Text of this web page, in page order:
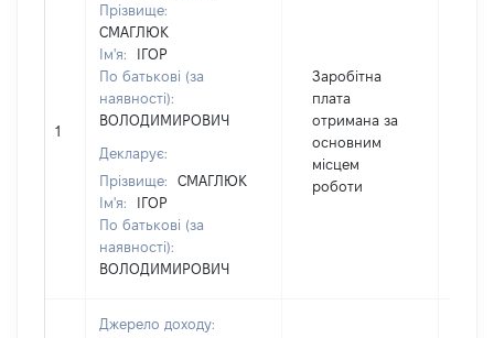
1
Прізвище:
СМАГЛЮК
Ім'я:
ІГОР
По батькові (за
наявності):
ВОЛОДИМИРОВИЧ
Декларує:
Прізвище:
СМАГЛЮК
Ім'я:
ІГОР
По батькові (за
наявності):
ВОЛОДИМИРОВИЧ
Заробітна
плата
отримана за
основним
місцем
роботи
Джерело доходу: